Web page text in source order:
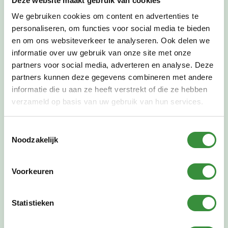
We gebruiken cookies om content en advertenties te
personaliseren, om functies voor social media te bieden
en om ons websiteverkeer te analyseren. Ook delen we
informatie over uw gebruik van onze site met onze
partners voor social media, adverteren en analyse. Deze
partners kunnen deze gegevens combineren met andere
informatie die u aan ze heeft verstrekt of die ze hebben
verzameld op basis van uw gebruik van hun services.
Noodzakelijk
Voorkeuren
Statistieken
Muziek doorgeven
Wat Lotje zo waardevol vindt aan lesgeven, is dat
ze leerlingen vaak jarenlang mag begeleiden. “Je
ziet kinderen binnenkomen als ze zes zijn en soms
blijven ze spelen tot ze gaan studeren. Dat is heel
zeventig. Het is mooi om mensen van verschillende
“Muziek maken en delen is al prachtig. Maar
iemand anders leren hoe die dat zelf kan, dat vind